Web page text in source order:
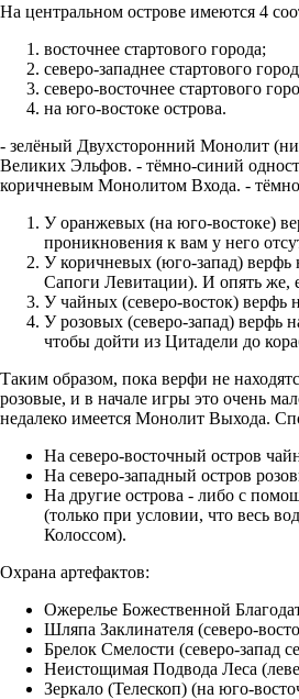
На центральном острове имеются 4
восточнее стартового города;
северо-западнее стартового
северо-восточнее стартового
на юго-востоке острова.
- зелёный Двухсторонний Монолит
Великих Эльфов. - тёмно-синий
коричневым Монолитом Входа. -
У оранжевых (на юго-востоке)
проникновения к вам у него
У коричневых (юго-запад) верфь
Сапоги Левитации). И опять же,
У чайных (северо-восток) верфь
У розовых (северо-запад) верфь
чтобы дойти из Цитадели до
Таким образом, пока верфи не
розовые, и в начале игры это очень
недалеко имеется Монолит Выхода.
На северо-восточный остров
На северо-западный остров
На другие острова - либо с
(только при условии, что весь
Колоссом).
Охрана артефактов:
Ожерелье Божественной
Шляпа Заклинателя (северо-
Брелок Смелости (северо-запад
Неистощимая Подвода Леса
Зеркало (Телескоп) (на юго-